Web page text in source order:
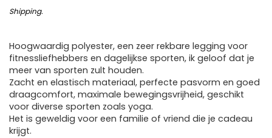
Shipping.
Hoogwaardig polyester, een zeer rekbare legging voor
fitnessliefhebbers en dagelijkse sporten, ik geloof dat je
meer van sporten zult houden.
Zacht en elastisch materiaal, perfecte pasvorm en goed
draagcomfort, maximale bewegingsvrijheid, geschikt
voor diverse sporten zoals yoga.
Het is geweldig voor een familie of vriend die je cadeau
krijgt.